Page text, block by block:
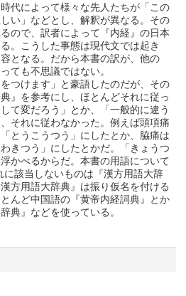
代によって様々な先人たちが「この
い」などとし、解釈が異なる。その
ので、訳者によって『内経』の日本
。こうした事態は現代文では起き
となる。だから本書の訳が、他の
ても不思議ではない。
つけます」と豪語したのだが、その
』を参考にし、ほとんどそれに従っ
て変だろう」とか、「一般的に違う
それに従わなかった。例えば頭項痛
とうこうつう」にしたとか、脇痛は
きつう」にしたとかだ。「きょうつ
かべるからだ。本書の用語について
に該当しないものは『漢方用語大辞
方用語大辞典』は振り仮名を付ける
んど中国語の『黄帝内経詞典』とか
典』などを使っている。